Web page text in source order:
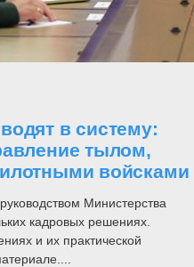
в систему:
тылом,
войсками
Министерства
кадровых решениях.
и их практической